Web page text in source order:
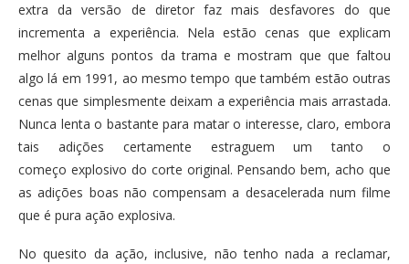
extra da versão de diretor faz mais desfavores do que
incrementa a experiência. Nela estão cenas que explicam
melhor alguns pontos da trama e mostram que que faltou
algo lá em 1991, ao mesmo tempo que também estão outras
cenas que simplesmente deixam a experiência mais arrastada.
Nunca lenta o bastante para matar o interesse, claro, embora
tais adições certamente estraguem um tanto o
começo explosivo do corte original. Pensando bem, acho que
as adições boas não compensam a desacelerada num filme
que é pura ação explosiva.
No quesito da ação, inclusive, não tenho nada a reclamar,